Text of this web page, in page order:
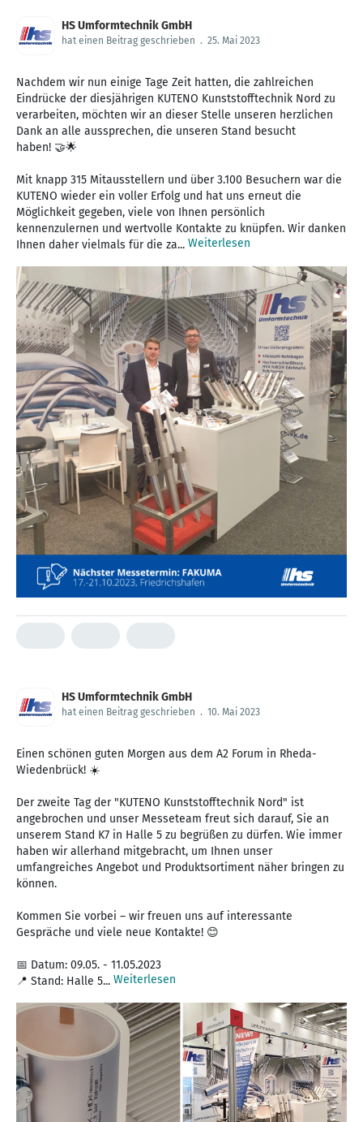
HS Umformtechnik GmbH
hat einen Beitrag geschrieben . 25. Mai 2023
Nachdem wir nun einige Tage Zeit hatten, die zahlreichen
Eindrücke der diesjährigen KUTENO Kunststofftechnik Nord zu
verarbeiten, möchten wir an dieser Stelle unseren herzlichen
Dank an alle aussprechen, die unseren Stand besucht
haben! 🤝🌟
Mit knapp 315 Mitausstellern und über 3.100 Besuchern war die
KUTENO wieder ein voller Erfolg und hat uns erneut die
Möglichkeit gegeben, viele von Ihnen persönlich
kennenzulernen und wertvolle Kontakte zu knüpfen. Wir danken
Ihnen daher vielmals für die za... Weiterlesen
HS Umformtechnik GmbH
hat einen Beitrag geschrieben . 10. Mai 2023
Einen schönen guten Morgen aus dem A2 Forum in Rheda-
Wiedenbrück! ☀️
Der zweite Tag der "KUTENO Kunststofftechnik Nord" ist
angebrochen und unser Messeteam freut sich darauf, Sie an
unserem Stand K7 in Halle 5 zu begrüßen zu dürfen. Wie immer
haben wir allerhand mitgebracht, um Ihnen unser
umfangreiches Angebot und Produktsortiment näher bringen zu
können.
Kommen Sie vorbei – wir freuen uns auf interessante
Gespräche und viele neue Kontakte! 😊
📅 Datum: 09.05. - 11.05.2023
📍 Stand: Halle 5... Weiterlesen